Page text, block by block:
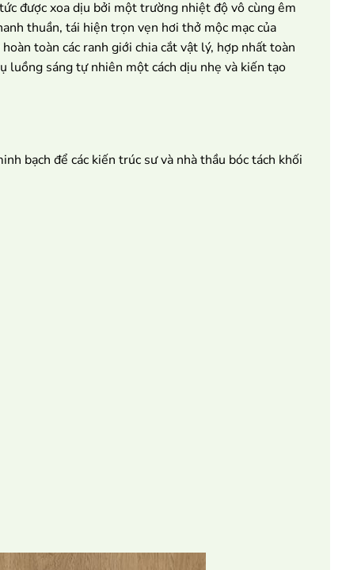
được xoa dịu bởi một trường nhiệt độ vô cùng êm
thuần, tái hiện trọn vẹn hơi thở mộc mạc của
toàn các ranh giới chia cắt vật lý, hợp nhất toàn
sáng tự nhiên một cách dịu nhẹ và kiến tạo
bạch để các kiến trúc sư và nhà thầu bóc tách khối